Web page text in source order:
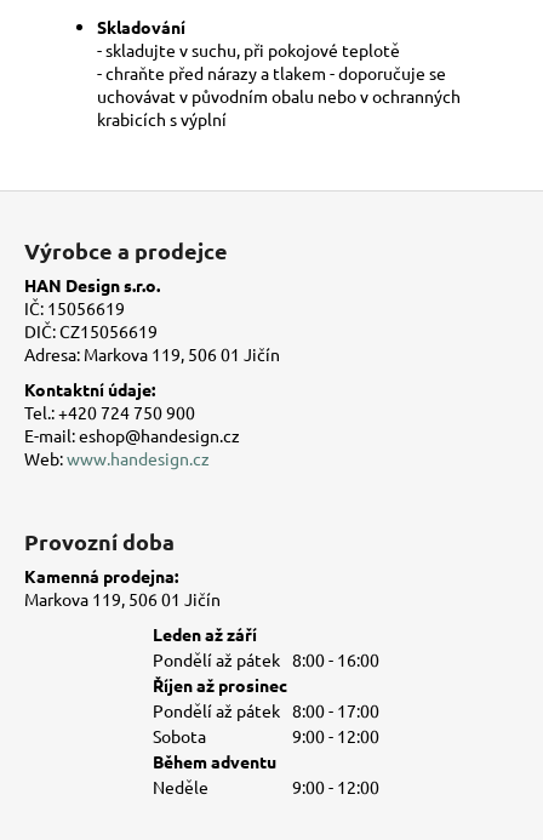
Skladování
- skladujte v suchu, při pokojové teplotě
- chraňte před nárazy a tlakem - doporučuje se
uchovávat v původním obalu nebo v ochranných
krabicích s výplní
Výrobce a prodejce
HAN Design s.r.o.
IČ: 15056619
DIČ: CZ15056619
Adresa: Markova 119, 506 01 Jičín
Kontaktní údaje:
Tel.: +420 724 750 900
E-mail: eshop@handesign.cz
Web:www.handesign.cz
Provozní doba
Kamenná prodejna:
Markova 119, 506 01 Jičín
Leden až září
Pondělí až pátek 8:00 - 16:00
Říjen až prosinec
Pondělí až pátek 8:00 - 17:00
Sobota
9:00 - 12:00
Během adventu
Neděle
9:00 - 12:00